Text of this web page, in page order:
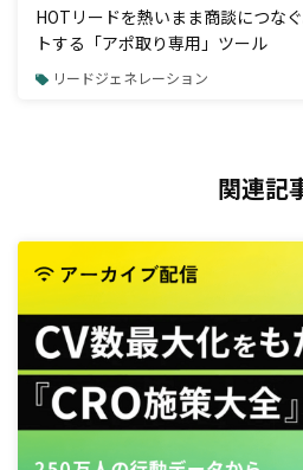
HOTリードを熱いまま商談につな
トする「アポ取り専用」ツール
リードジェネレーション
関連記